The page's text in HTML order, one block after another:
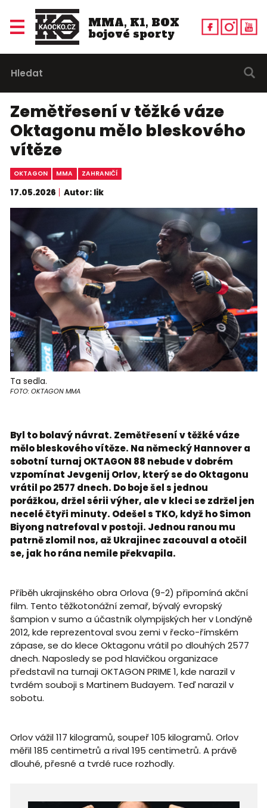
MMA, K1, BOX
bojové sporty
Zemětřesení v těžké váze
Oktagonu mělo bleskového
vítěze
OKTAGON MMA ZAHRANIČÍ
17.05.2026 Autor: lik
Ta sedla.
FOTO: OKTAGON MMA
Byl to bolavý návrat. Zemětřesení v těžké váze
mělo bleskového vítěze. Na německý Hannover a
sobotní turnaj OKTAGON 88 nebude v dobrém
vzpomínat Jevgenij Orlov, který se do Oktagonu
vrátil po 2577 dnech. Do boje šel s jednou
porážkou, držel sérii výher, ale v kleci se zdržel jen
necelé čtyři minuty. Odešel s TKO, když ho Simon
Biyong natrefoval v postoji. Jednou ranou mu
patrně zlomil nos, až Ukrajinec zacouval a otočil
se, jak ho rána nemile překvapila.
Příběh ukrajinského obra Orlova (9-2) připomíná akční
film. Tento těžkotonážní zemař, bývalý evropský
šampion v sumo a účastník olympijských her v Londýně
2012, kde reprezentoval svou zemi v řecko-římském
zápase, se do klece Oktagonu vrátil po dlouhých 2577
dnech. Naposledy se pod hlavičkou organizace
představil na turnaji OKTAGON PRIME 1, kde narazil v
tvrdém souboji s Martinem Budayem. Teď narazil v
sobotu.
Orlov vážil 117 kilogramů, soupeř 105 kilogramů. Orlov
měřil 185 centimetrů a rival 195 centimetrů. A právě
dlouhé, přesné a tvrdé ruce rozhodly.